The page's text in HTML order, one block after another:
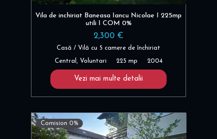
Vila de inchiriat Baneasa Iancu Nicolae I 225mp
utili I COM 0%
2,300 €
Casă / Vilă cu 5 camere de închiriat
Central, Voluntari 225 mp 2004
Vezi mai multe detalii
Comision 0%